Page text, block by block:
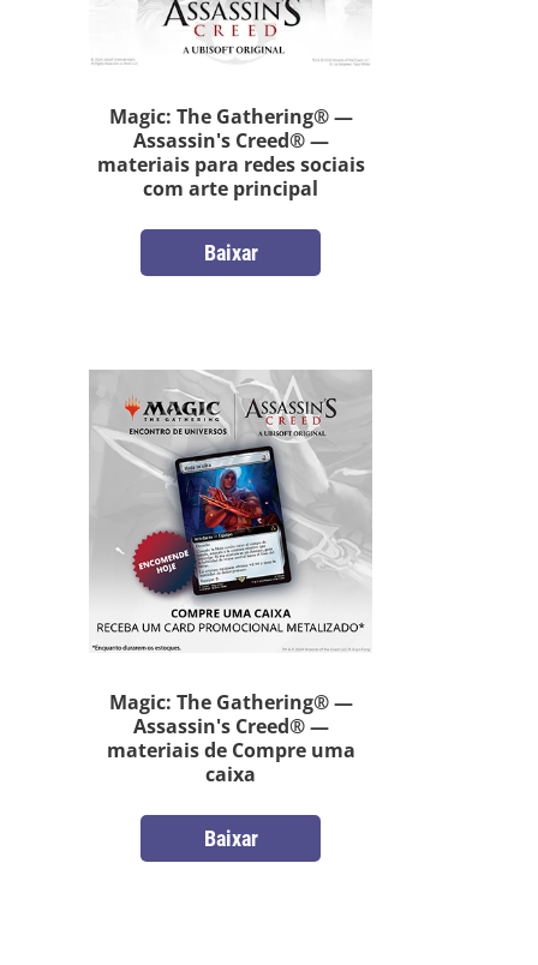
Magic: The Gathering® —
Assassin's Creed® —
materiais para redes sociais
com arte principal
Baixar
Magic: The Gathering® —
Assassin's Creed® —
materiais de Compre uma
caixa
Baixar